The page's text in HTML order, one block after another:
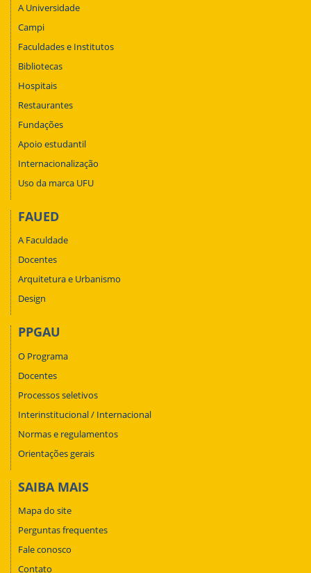
A Universidade
Campi
Faculdades e Institutos
Bibliotecas
Hospitais
Restaurantes
Fundações
Apoio estudantil
Internacionalização
Uso da marca UFU
FAUED
A Faculdade
Docentes
Arquitetura e Urbanismo
Design
PPGAU
O Programa
Docentes
Processos seletivos
Interinstitucional / Internacional
Normas e regulamentos
Orientações gerais
SAIBA MAIS
Mapa do site
Perguntas frequentes
Fale conosco
Contato